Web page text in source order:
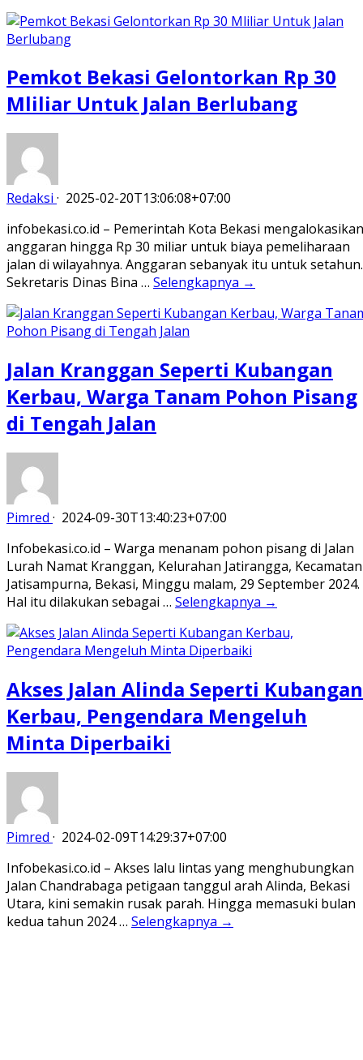
Pemkot Bekasi Gelontorkan Rp 30
Mliliar Untuk Jalan Berlubang
Redaksi · 2025-02-20T13:06:08+07:00
infobekasi.co.id – Pemerintah Kota Bekasi mengalokasikan
anggaran hingga Rp 30 miliar untuk biaya pemeliharaan
jalan di wilayahnya. Anggaran sebanyak itu untuk setahun.
Sekretaris Dinas Bina … Selengkapnya →
Jalan Kranggan Seperti Kubangan
Kerbau, Warga Tanam Pohon Pisang
di Tengah Jalan
Pimred · 2024-09-30T13:40:23+07:00
Infobekasi.co.id – Warga menanam pohon pisang di Jalan
Lurah Namat Kranggan, Kelurahan Jatirangga, Kecamatan
Jatisampurna, Bekasi, Minggu malam, 29 September 2024.
Hal itu dilakukan sebagai … Selengkapnya →
Akses Jalan Alinda Seperti Kubangan
Kerbau, Pengendara Mengeluh
Minta Diperbaiki
Pimred · 2024-02-09T14:29:37+07:00
Infobekasi.co.id – Akses lalu lintas yang menghubungkan
Jalan Chandrabaga petigaan tanggul arah Alinda, Bekasi
Utara, kini semakin rusak parah. Hingga memasuki bulan
kedua tahun 2024 … Selengkapnya →